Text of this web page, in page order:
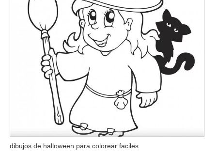
dibujos de halloween para colorear faciles